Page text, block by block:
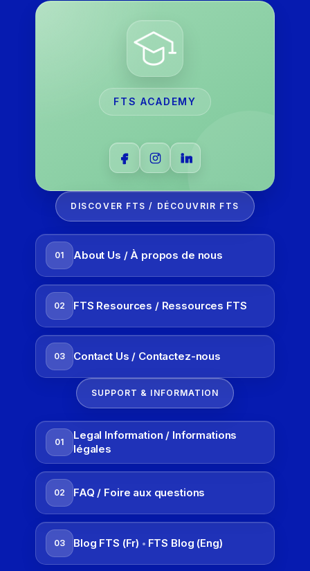
FTS ACADEMY
DISCOVER FTS / DÉCOUVRIR FTS
01 About Us / À propos de nous
02 FTS Resources / Ressources FTS
03 Contact Us / Contactez-nous
SUPPORT & INFORMATION
01
Legal Information / Informations
légales
02 FAQ / Foire aux questions
03 Blog FTS (Fr) • FTS Blog (Eng)